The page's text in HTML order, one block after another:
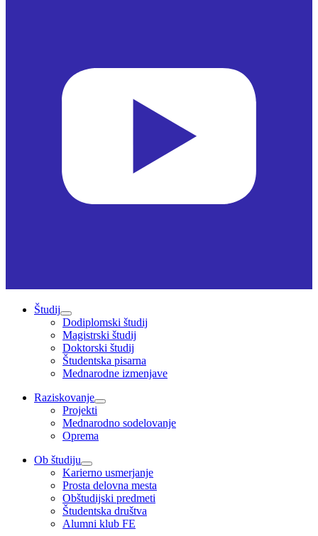
Študij
Dodiplomski študij
Magistrski študij
Doktorski študij
Študentska pisarna
Mednarodne izmenjave
Raziskovanje
Projekti
Mednarodno sodelovanje
Oprema
Ob študiju
Karierno usmerjanje
Prosta delovna mesta
Obštudijski predmeti
Študentska društva
Alumni klub FE